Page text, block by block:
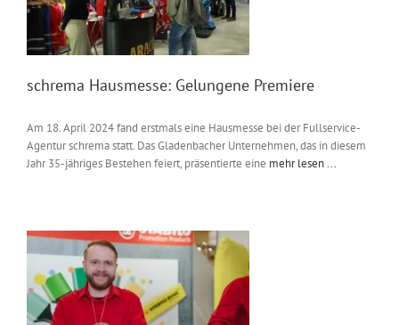
schrema Hausmesse: Gelungene Premiere
Am 18. April 2024 fand erstmals eine Hausmesse bei der Fullservice-
Agentur schrema statt. Das Gladenbacher Unternehmen, das in diesem
Jahr 35-jähriges Bestehen feiert, präsentierte eine mehr lesen ...